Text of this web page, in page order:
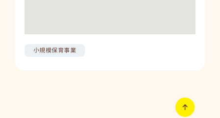
小規模保育事業